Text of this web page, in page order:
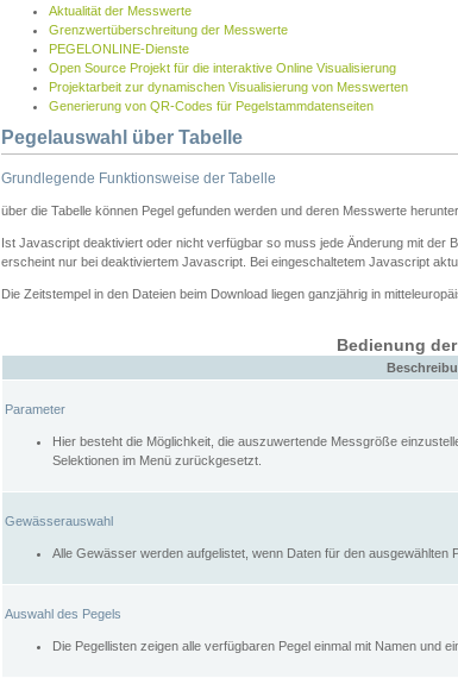
Aktualität der Messwerte
Grenzwertüberschreitung der Messwerte
PEGELONLINE-Dienste
Open Source Projekt für die interaktive Online Visualisierung
Projektarbeit zur dynamischen Visualisierung von Messwerten
Generierung von QR-Codes für Pegelstammdatenseiten
Pegelauswahl über Tabelle
Grundlegende Funktionsweise der Tabelle
über die Tabelle können Pegel gefunden werden und deren Messwerte
Ist Javascript deaktiviert oder nicht verfügbar so muss jede Änderung mit der
erscheint nur bei deaktiviertem Javascript. Bei eingeschaltetem Javascript
Die Zeitstempel in den Dateien beim Download liegen ganzjährig in
Bedienung
Parameter
Hier besteht die Möglichkeit, die auszuwertende Messgröße
Selektionen im Menü zurückgesetzt.
Gewässerauswahl
Alle Gewässer werden aufgelistet, wenn Daten für den ausgewählten
Auswahl des Pegels
Die Pegellisten zeigen alle verfügbaren Pegel einmal mit Namen und